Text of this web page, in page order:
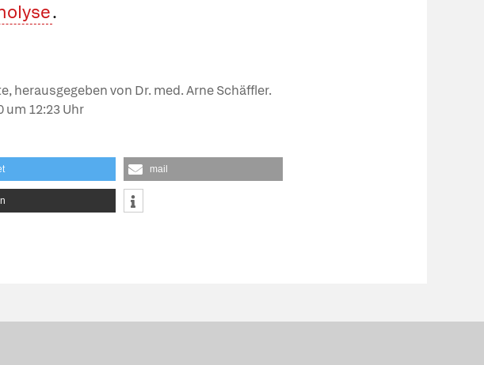
.
herausgegeben von Dr. med. Arne Schäffler.
um 12:23 Uhr
mail